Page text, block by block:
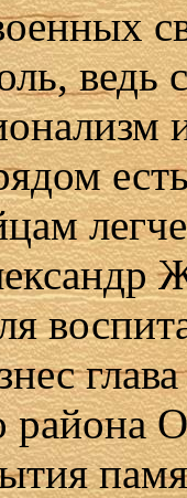
ведь
района